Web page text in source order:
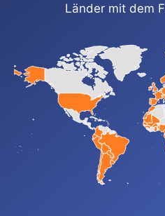
Länder mit dem